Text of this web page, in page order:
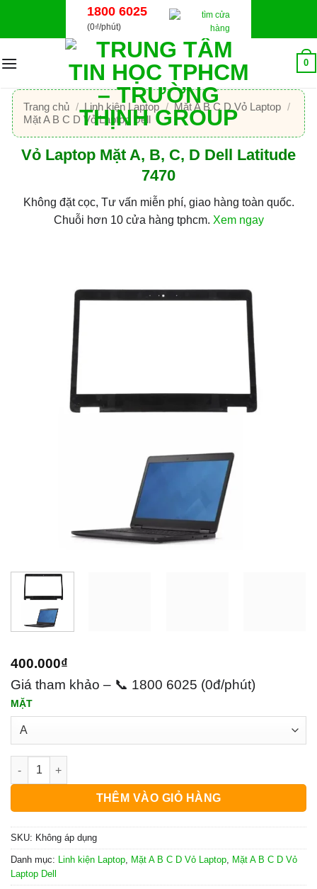
dung
1800 6025
(0₫/phút)
0
Trang chủ / Linh kiện Laptop / Mặt A B C D Vỏ Laptop /
Mặt A B C D Vỏ Laptop Dell
Vỏ Laptop Mặt A, B, C, D Dell Latitude
7470
Không đặt cọc, Tư vấn miễn phí, giao hàng toàn quốc.
Chuỗi hơn 10 cửa hàng tphcm. Xem ngay
400.000₫
Giá tham khảo – 📞 1800 6025 (0đ/phút)
MẶT
Vỏ Laptop Mặt A, B, C, D Dell Latitude 7470 số lượng
THÊM VÀO GIỎ HÀNG
SKU: Không áp dụng
Danh mục: Linh kiện Laptop Mặt A B C D Vỏ Laptop
Mặt A B C D Vỏ
Laptop Dell